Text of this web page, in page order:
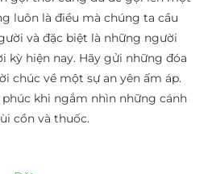
luôn là điều mà chúng ta cầu
và đặc biệt là những người
kỳ hiện nay. Hãy gửi những đóa
chúc về một sự an yên ấm áp.
phúc khi ngắm nhìn những cánh
cồn và thuốc.